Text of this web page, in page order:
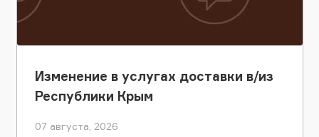
Изменение в услугах доставки в/из
Республики Крым
07 августа, 2026